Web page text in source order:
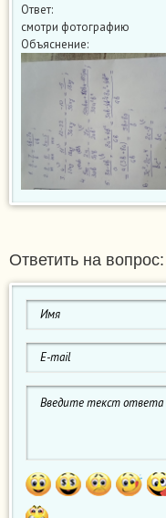
Ответ:
смотри фотографию
Объяснение:
Ответить на вопрос: